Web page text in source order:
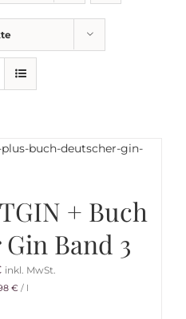
+ Buch
Band 3
inkl. MwSt.
€ / l